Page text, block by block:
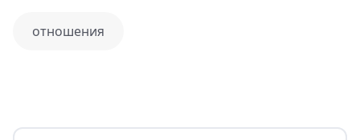
отношения